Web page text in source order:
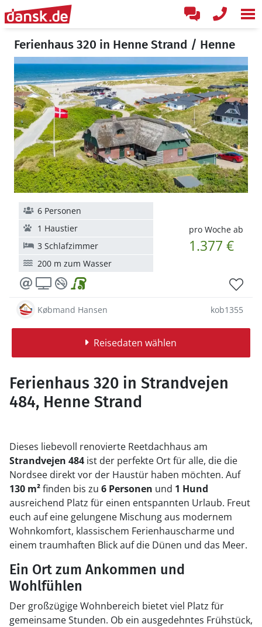
Ferienhaus 320 in Henne Strand / Henne
pro Woche ab
1.377 €
6 Personen
1 Haustier
3 Schlafzimmer
200 m zum Wasser
Købmand Hansen kob1355
Reisedaten wählen
Ferienhaus 320 in Strandvejen
484, Henne Strand
Dieses liebevoll renovierte Reetdachhaus am
Strandvejen 484 ist der perfekte Ort für alle, die die
Nordsee direkt vor der Haustür haben möchten. Auf
130 m²finden bis zu 6 Personen und 1 Hund
ausreichend Platz für einen entspannten Urlaub. Freut
euch auf eine gelungene Mischung aus modernem
Wohnkomfort, klassischem Ferienhauscharme und
einem traumhaften Blick auf die Dünen und das Meer.
Ein Ort zum Ankommen und
Wohlfühlen
Der großzügige Wohnbereich bietet viel Platz für
gemeinsame Stunden. Ob ein ausgedehntes Frühstück,